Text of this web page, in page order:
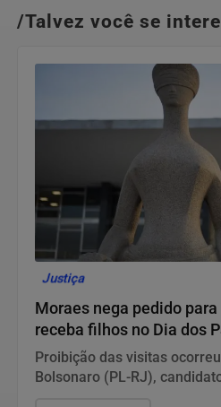
/Talvez você se
Justiça
Moraes nega pedido
receba filhos no Dia dos
Proibição das visitas
Bolsonaro (PL-RJ),